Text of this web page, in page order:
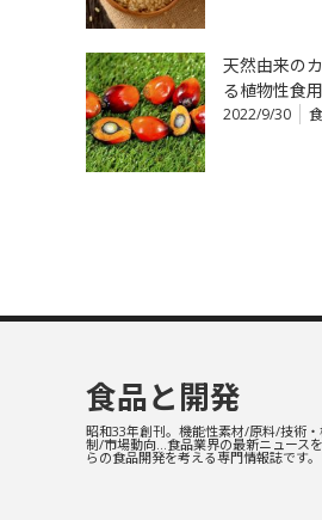
天然由来の
る植物性食
2022/9/30
食品と開発
昭和33年創刊。機能性素材/原料/技術
制/市場動向…食品業界の最新ニュース
らの食品開発を考える専門情報誌です。